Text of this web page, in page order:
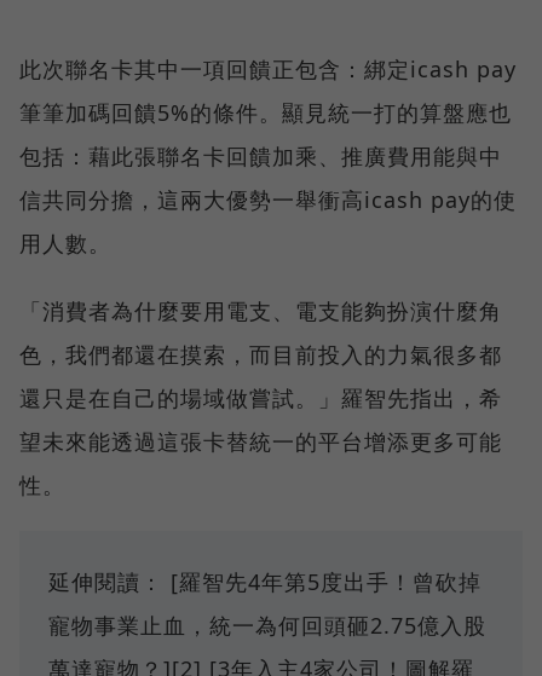
此次聯名卡其中一項回饋正包含：綁定icash pay
筆筆加碼回饋5%的條件。顯見統一打的算盤應也
包括：藉此張聯名卡回饋加乘、推廣費用能與中
信共同分擔，這兩大優勢一舉衝高icash pay的使
用人數。
「消費者為什麼要用電支、電支能夠扮演什麼角
色，我們都還在摸索，而目前投入的力氣很多都
還只是在自己的場域做嘗試。」羅智先指出，希
望未來能透過這張卡替統一的平台增添更多可能
性。
延伸閱讀： [羅智先4年第5度出手！曾砍掉
寵物事業止血，統一為何回頭砸2.75億入股
萬達寵物？][2] [3年入主4家公司！圖解羅